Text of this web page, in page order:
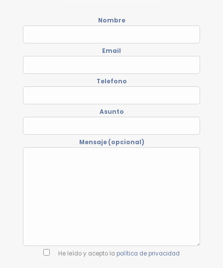
Nombre
Email
Telefono
Asunto
Mensaje (opcional)
He leído y acepto la política de privacidad